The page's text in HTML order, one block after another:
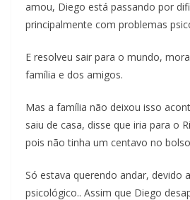
amou, Diego está passando por
principalmente com problemas
E resolveu sair para o mundo,
família e dos amigos.
Mas a família não deixou isso
saiu de casa, disse que iria para o
pois não tinha um centavo no
Só estava querendo andar, devido
psicológico.. Assim que Diego